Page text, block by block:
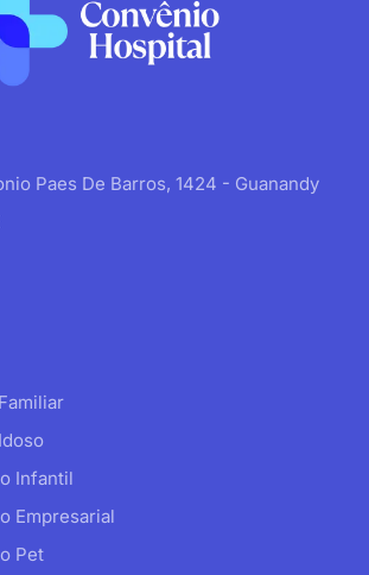
Paes De Barros, 1424 - Guanandy
Infantil
Empresarial
Pet